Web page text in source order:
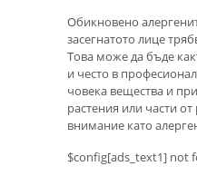
Обикновено
засегнатото лице
Това може да бъде
и често в
човека вещества и
растения или части
внимание като
$config[ads_text1] not